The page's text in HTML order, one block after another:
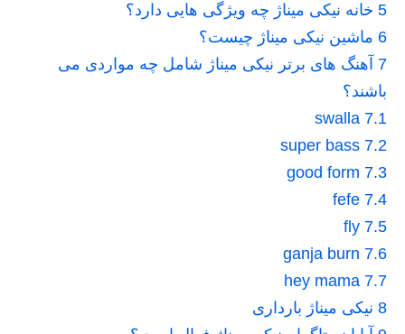
5 خانه نیکی میناژ چه ویژگی هایی دارد؟
6 ماشین نیکی میناژ چیست؟
7 آهنگ های برتر نیکی میناژ شامل چه مواردی می
باشند؟
7.1
swalla
7.2
super bass
7.3
good form
7.4
fefe
7.5
fly
7.6
ganja burn
7.7
hey mama
8 نیکی میناژ بارداری